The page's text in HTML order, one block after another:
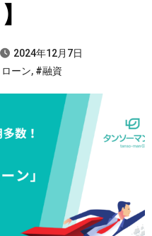
2024年12月7日
ーン, #融資